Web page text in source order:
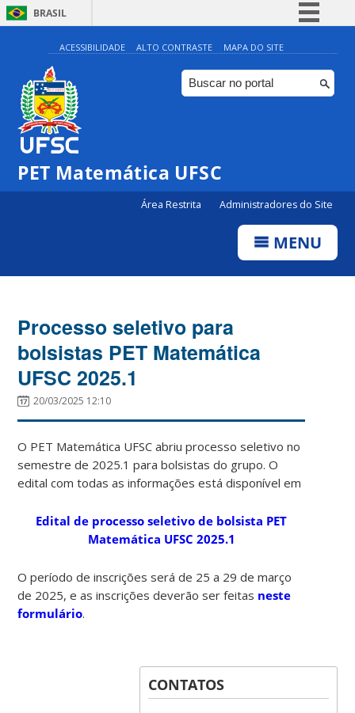
BRASIL
Simplifique!
Comunica BR
Participe
ACESSIBILIDADE ALTO CONTRASTE MAPA DO SITE
PET Matemática UFSC
Área Restrita Administradores do Site
MENU
Processo seletivo para
bolsistas PET Matemática
UFSC 2025.1
20/03/2025 12:10
O PET Matemática UFSC abriu processo seletivo no
semestre de 2025.1 para bolsistas do grupo. O
edital com todas as informações está disponível em
Edital de processo seletivo de bolsista PET
Matemática UFSC 2025.1
O período de inscrições será de 25 a 29 de março
de 2025, e as inscrições deverão ser feitas neste
formulário.
CONTATOS